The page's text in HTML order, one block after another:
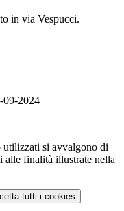
in via Vespucci.
09-2024
utilizzati si avvalgono di
alle finalità illustrate nella
tutti i cookies